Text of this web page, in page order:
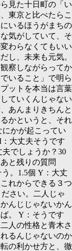
見た十日町の「い
東京と比べたらこ
いるほうがまちの
気がしていて、そ
わらなくてもいい
し、未来も元気。
察しながらってか
いること」で明ら
ットを本当は言葉
ていくんじゃない
あんまりきちんと
かというと、それ
かが起こってい
大丈夫そうです
でしょうか？ 30
あと残りの質問
。 1.5個 Y： 大丈
れからできる３つ
さい。二人じゃ
んじじゃないかん
。 Y： そうです
人の性格と青木さ
るんじゃないのか
の利かせ方と、徹